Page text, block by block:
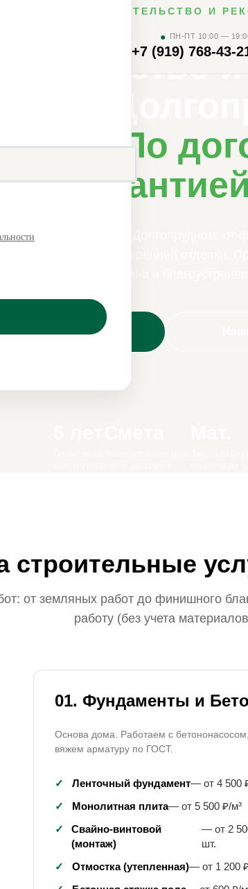
● ПН-ПТ 10:00 —
+7 (919) 768-43-
ЗАГОРОДНОЕ СТРОИТЕЛЬСТВО И
По
цикл работ в Долгопрудном: от
Рассчитать смету
строительные
от земляных работ до финишного
работу (без учета
01. Фундаменты и
Основа дома. Работаем с бетононасосом,
вяжем арматуру по ГОСТ.
✓ Ленточный фундамент— от 4 500
✓
Монолитная плита— от 5 500 ₽/м³
✓
Свайно-винтовой
(монтаж)
— от 2
шт.
✓
Отмостка (утепленная)— от 1 200